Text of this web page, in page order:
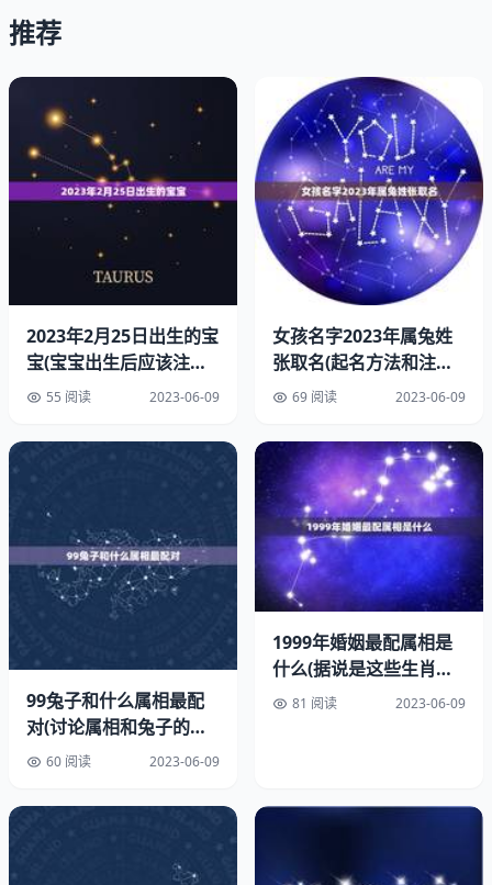
通过搜索引擎或是下载相关APP，我们可以轻松找到很多提
供免费算命服务的网站和应用。这些免费算命服务一般都是
以姓名、出生年月日等基本信息为依据，通过一些算法来预
测一个人的运势和命运。这些免费算命服务的准确性并不
高，但对于一些好奇心强的人来说，还是有一定参考的。
二、生辰八字
日、时四个要素，推算出一个人的命运和性格特征。生辰八
字里面包含了天干地支、阴阳五行等概念，对于了解一个人
的性格、命运以及未来的发展方向都有很大的帮助。我们可
以利用生辰八字来了解自己的优势和劣势，从而更好地规划
自己的工作方向和发展。
三、生辰八字工作
生辰八字工作是指通过生辰八字来了解自己适合从事哪些类
型的工作，以及在职场中如何更好地发展自己。在生辰八字
中，不同的天干地支代表了不同的性格特征和命运走向。比
如，甲木天干的人通常性格活泼、乐观、喜欢尝试新事物，
适合从事创新型的工作；而庚金天干的人则比较务实、稳
推荐
2023年2月25日出生的宝
宝(宝宝出生后应该注意
的事项)
55 阅读 2023-06-09
女孩名字2023年属兔姓
张取名(起名方法和注意
事项)69 阅读 2023-06-09
99兔子和什么属相最配
对(讨论属相和兔子的奇
妙组合)
60 阅读 2023-06-09
1999年婚姻最配属相是
什么(据说是这些生肖最
合适结婚)
81 阅读 2023-06-09